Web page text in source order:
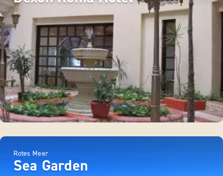
Rotes Meer
Sea Garden